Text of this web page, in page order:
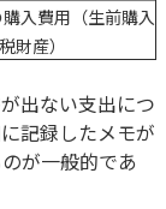
入費用（生前購入
財産）
出ない支出につ
記録したメモが
が一般的であ